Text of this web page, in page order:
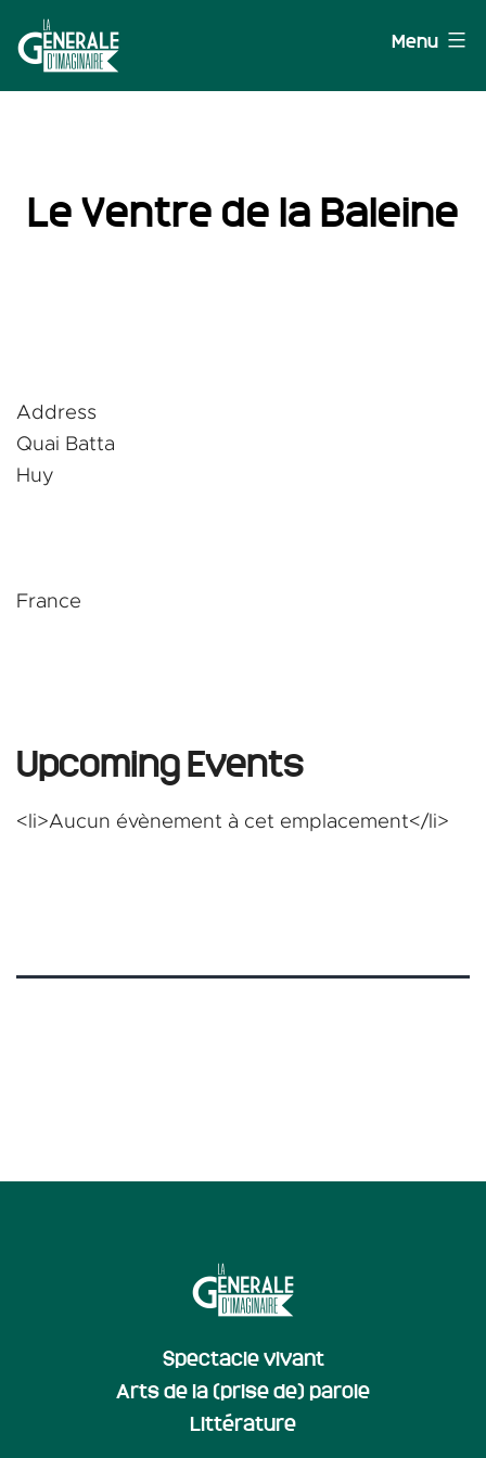
au
contenu
Menu
Le Ventre de la Baleine
Address
Quai Batta
Huy
France
Upcoming Events
<li>Aucun évènement à cet emplacement</li>
Spectacle vivant
Arts de la (prise de) parole
Littérature